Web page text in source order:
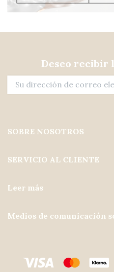
Deseo recibir
SOBRE NOSOTROS
SERVICIO AL CLIENTE
Leer más
Medios de comunicación